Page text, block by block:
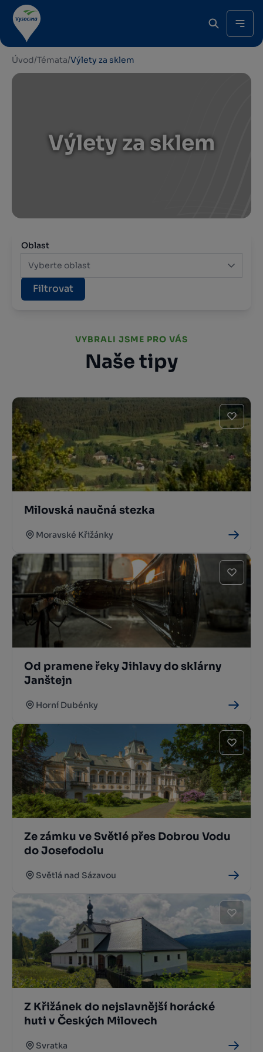
Úvod/Témata/Výlety za sklem
Výlety za sklem
Oblast
Vyberte oblast
Filtrovat
VYBRALI JSME PRO VÁS
Naše tipy
Milovská naučná stezka
Moravské Křižánky
Od pramene řeky Jihlavy do sklárny
Janštejn
Horní Dubénky
Ze zámku ve Světlé přes Dobrou Vodu
do Josefodolu
Světlá nad Sázavou
Z Křižánek do nejslavnější horácké
huti v Českých Milovech
Svratka